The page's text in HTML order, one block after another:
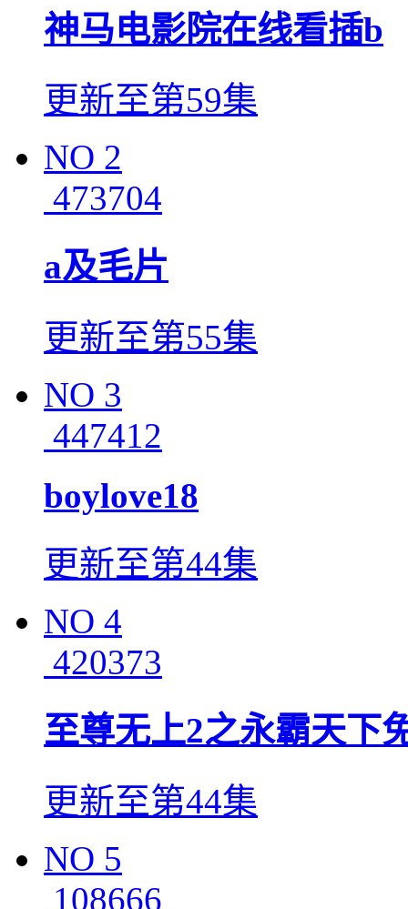
神马电影院在线看插b
更新至第59集
NO 2
473704
a及毛片
更新至第55集
NO 3
447412
boylove18
更新至第44集
NO 4
420373
至尊无上2之永霸天下
更新至第44集
NO 5
108666